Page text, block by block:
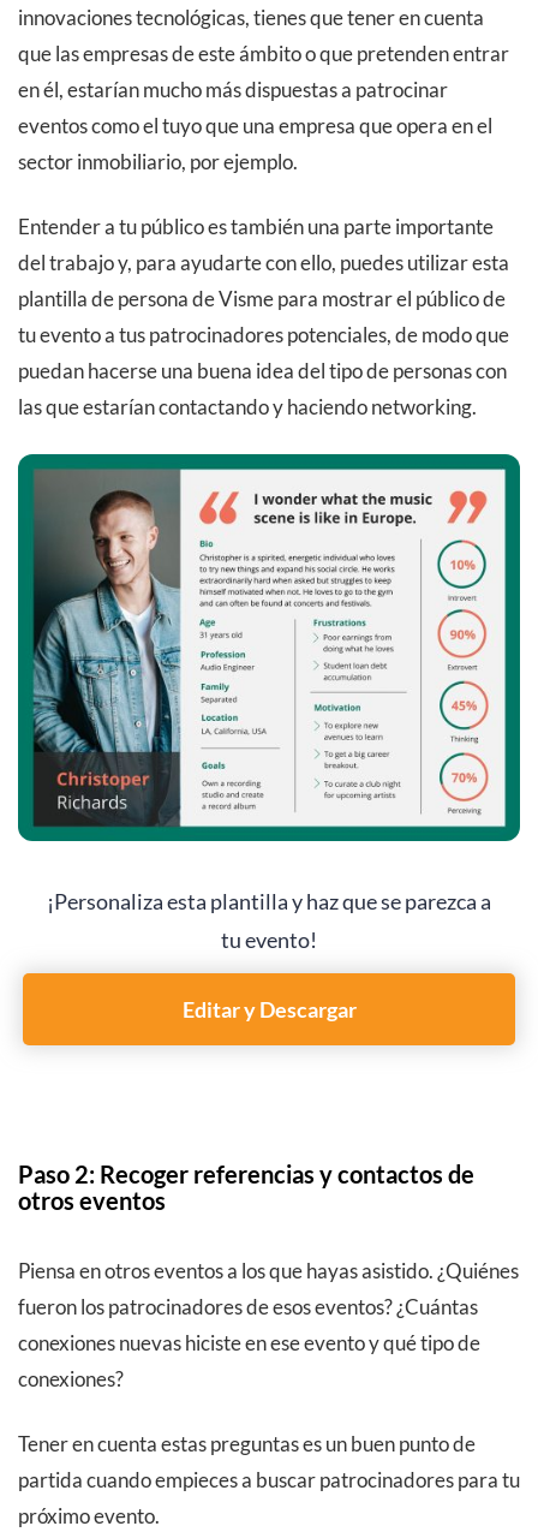
innovaciones tecnológicas, tienes que tener en cuenta
que las empresas de este ámbito o que pretenden entrar
en él, estarían mucho más dispuestas a patrocinar
eventos como el tuyo que una empresa que opera en el
sector inmobiliario, por ejemplo.
Entender a tu público es también una parte importante
del trabajo y, para ayudarte con ello, puedes utilizar esta
plantilla de persona de Visme para mostrar el público de
tu evento a tus patrocinadores potenciales, de modo que
puedan hacerse una buena idea del tipo de personas con
las que estarían contactando y haciendo networking.
¡Personaliza esta plantilla y haz que se parezca a
tu evento!
Editar y Descargar
Paso 2: Recoger referencias y contactos de
otros eventos
Piensa en otros eventos a los que hayas asistido. ¿Quiénes
fueron los patrocinadores de esos eventos? ¿Cuántas
conexiones nuevas hiciste en ese evento y qué tipo de
conexiones?
Tener en cuenta estas preguntas es un buen punto de
partida cuando empieces a buscar patrocinadores para tu
próximo evento.